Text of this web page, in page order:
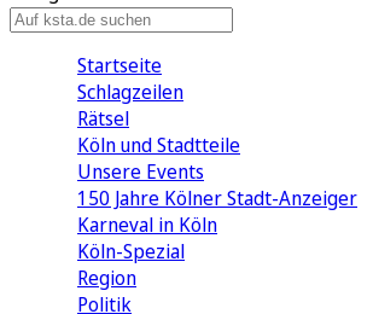
Startseite
Schlagzeilen
Rätsel
Köln und Stadtteile
Unsere Events
150 Jahre Kölner Stadt-Anzeiger
Karneval in Köln
Köln-Spezial
Region
Politik